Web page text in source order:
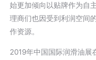
始更加倾向以贴牌作为自
理商们也因受到利润空间
作资源。
2019年中国国际润滑油展